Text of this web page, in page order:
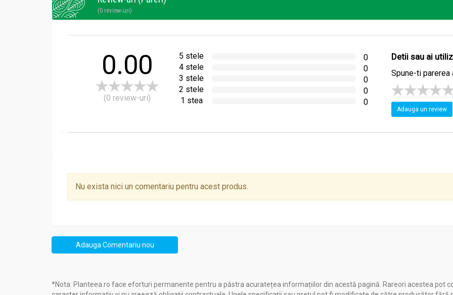
Mod de administrare Crema Antiacnee:
Crema se aplică după curățarea feței cu Emulsia antiacnee.
(0 review-uri)
0.00
(0 review-uri)
5 stele
0
4 stele
0
3 stele
0
2 stele
0
1 stea
0
Detii sau ai
Spune-ti parerea
Adauga un review
Nu exista nici un comentariu pentru acest produs.
Adauga Comentariu nou
*Nota: Planteea.ro face eforturi permanente pentru a păstra acuratețea informațiilor din acestă pagină. Rareori acestea pot